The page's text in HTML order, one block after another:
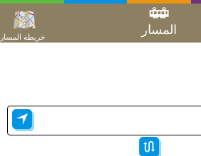
المسار خريطة المسار